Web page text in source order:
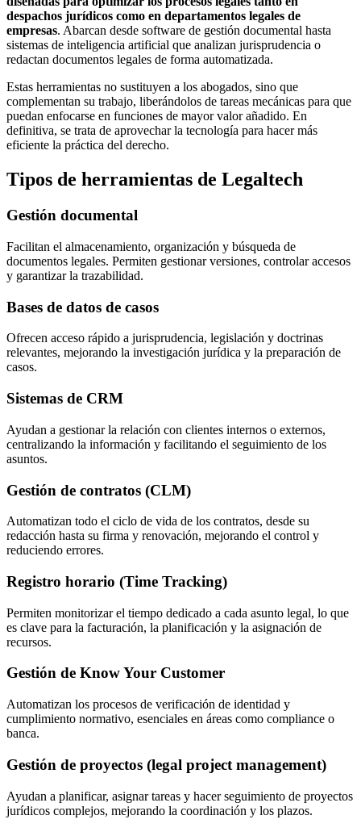
despachos jurídicos como en departamentos legales de
empresas. Abarcan desde software de gestión documental hasta
sistemas de inteligencia artificial que analizan jurisprudencia o
redactan documentos legales de forma automatizada.
Estas herramientas no sustituyen a los abogados, sino que
complementan su trabajo, liberándolos de tareas mecánicas para que
puedan enfocarse en funciones de mayor valor añadido. En
definitiva, se trata de aprovechar la tecnología para hacer más
eficiente la práctica del derecho.
Tipos de herramientas de Legaltech
Gestión documental
Facilitan el almacenamiento, organización y búsqueda de
documentos legales. Permiten gestionar versiones, controlar accesos
y garantizar la trazabilidad.
Bases de datos de casos
Ofrecen acceso rápido a jurisprudencia, legislación y doctrinas
relevantes, mejorando la investigación jurídica y la preparación de
casos.
Sistemas de CRM
Ayudan a gestionar la relación con clientes internos o externos,
centralizando la información y facilitando el seguimiento de los
asuntos.
Gestión de contratos (CLM)
Automatizan todo el ciclo de vida de los contratos, desde su
redacción hasta su firma y renovación, mejorando el control y
reduciendo errores.
Registro horario (Time Tracking)
Permiten monitorizar el tiempo dedicado a cada asunto legal, lo que
es clave para la facturación, la planificación y la asignación de
recursos.
Gestión de Know Your Customer
Automatizan los procesos de verificación de identidad y
cumplimiento normativo, esenciales en áreas como compliance o
banca.
Gestión de proyectos (legal project management)
Ayudan a planificar, asignar tareas y hacer seguimiento de proyectos
jurídicos complejos, mejorando la coordinación y los plazos.